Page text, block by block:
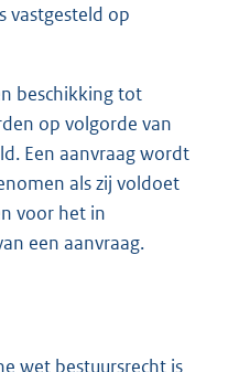
vastgesteld op
beschikking tot
op volgorde van
Een aanvraag wordt
als zij voldoet
voor het in
een aanvraag.
wet bestuursrecht is